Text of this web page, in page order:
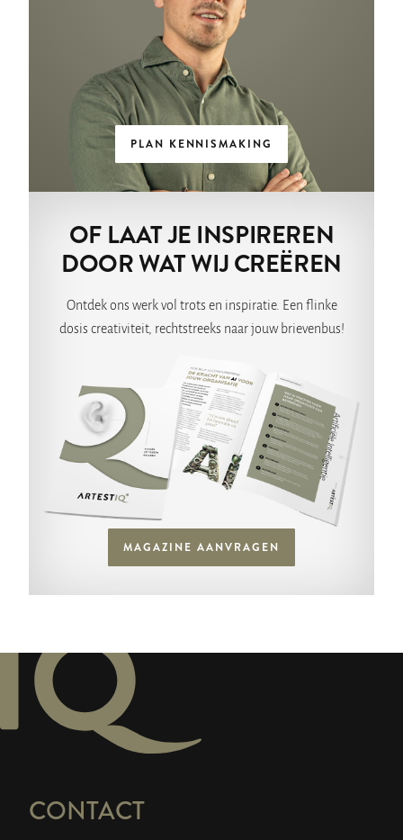
PLAN KENNISMAKING
OF LAAT JE INSPIREREN
DOOR WAT WIJ CREËREN
Ontdek ons werk vol trots en inspiratie. Een flinke
dosis creativiteit, rechtstreeks naar jouw brievenbus!
MAGAZINE AANVRAGEN
CONTACT